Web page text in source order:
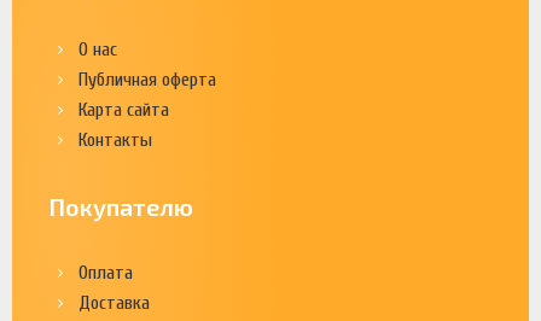
О нас
Публичная оферта
Карта сайта
Контакты
Покупателю
Оплата
Доставка